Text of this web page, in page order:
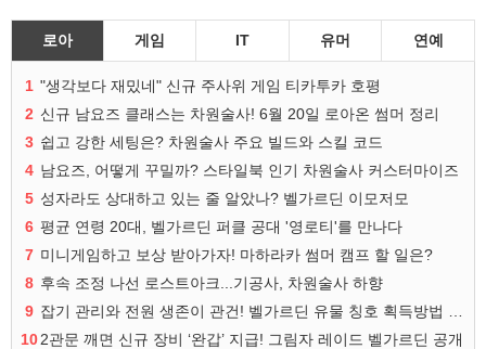
로아 게임 IT 유머 연예
1 "생각보다 재밌네" 신규 주사위 게임 티카투카 호평
2 신규 남요즈 클래스는 차원술사! 6월 20일 로아온 썸머 정리
3 쉽고 강한 세팅은? 차원술사 주요 빌드와 스킬 코드
4 남요즈, 어떻게 꾸밀까? 스타일북 인기 차원술사 커스터마이즈
5 성자라도 상대하고 있는 줄 알았나? 벨가르딘 이모저모
6 평균 연령 20대, 벨가르딘 퍼클 공대 '영로티'를 만나다
7 미니게임하고 보상 받아가자! 마하라카 썸머 캠프 할 일은?
8 후속 조정 나선 로스트아크...기공사, 차원술사 하향
9
102관문 깨면 신규 장비 ‘완갑’ 지급! 그림자 레이드 벨가르딘 공개